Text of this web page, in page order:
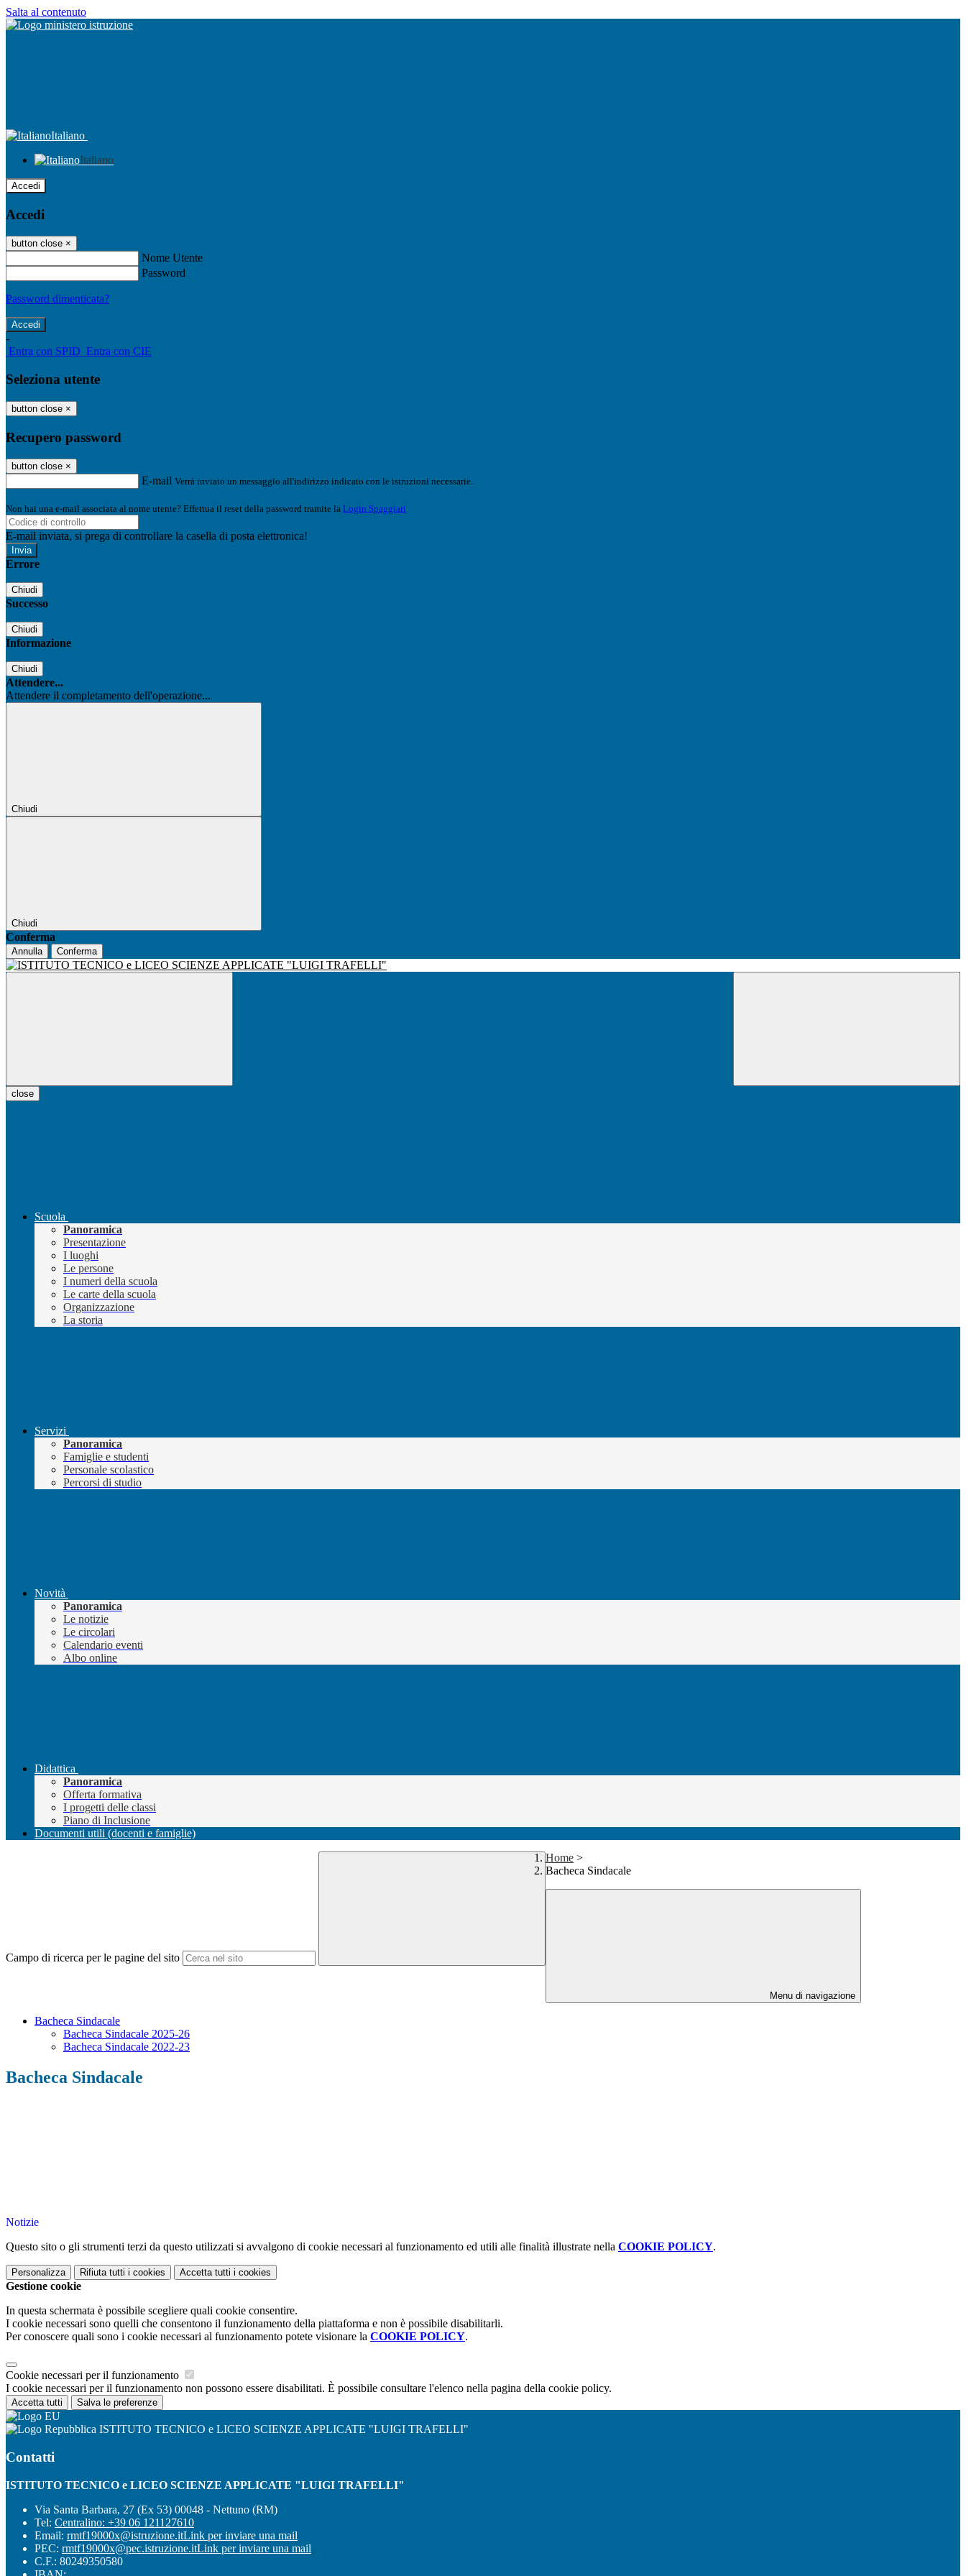
Salta al contenuto
Italiano
Italiano
Accedi
Accedi
button close ×
Nome Utente
Password
Password dimenticata?
-
Entra con SPID Entra con CIE
Seleziona utente
button close ×
Recupero password
button close ×
E-mail Verrà inviato un messaggio all'indirizzo indicato con le istruzioni necessarie.
Non hai una e-mail associata al nome utente? Effettua il reset della password tramite la Login Spaggiari
E-mail inviata, si prega di controllare la casella di posta elettronica!
Errore
Chiudi
Successo
Chiudi
Informazione
Chiudi
Attendere...
Attendere il completamento dell'operazione...
Chiudi
Chiudi
Conferma
Annulla Conferma
close
Scuola
Panoramica
Presentazione
I luoghi
Le persone
I numeri della scuola
Le carte della scuola
Organizzazione
La storia
Servizi
Panoramica
Famiglie e studenti
Personale scolastico
Percorsi di studio
Novità
Panoramica
Le notizie
Le circolari
Calendario eventi
Albo online
Didattica
Panoramica
Offerta formativa
I progetti delle classi
Piano di Inclusione
Documenti utili (docenti e famiglie)
Campo di ricerca per le pagine del sito
Home >
Bacheca Sindacale
Menu di navigazione
Bacheca Sindacale
Bacheca Sindacale 2025-26
Bacheca Sindacale 2022-23
Bacheca Sindacale
Notizie
Questo sito o gli strumenti terzi da questo utilizzati si avvalgono di cookie necessari al funzionamento ed utili alle finalità illustrate nella COOKIE POLICY.
Personalizza Rifiuta tutti i cookies Accetta tutti i cookies
Gestione cookie
In questa schermata è possibile scegliere quali cookie consentire.
I cookie necessari sono quelli che consentono il funzionamento della piattaforma e non è possibile disabilitarli.
Per conoscere quali sono i cookie necessari al funzionamento potete visionare la COOKIE POLICY.
Cookie necessari per il funzionamento
I cookie necessari per il funzionamento non possono essere disabilitati. È possibile consultare l'elenco nella pagina della cookie policy.
Accetta tutti Salva le preferenze
ISTITUTO TECNICO e LICEO SCIENZE APPLICATE "LUIGI TRAFELLI"
Contatti
ISTITUTO TECNICO e LICEO SCIENZE APPLICATE "LUIGI TRAFELLI"
Via Santa Barbara, 27 (Ex 53) 00048 - Nettuno (RM)
Tel: Centralino: +39 06 121127610
Email: rmtf19000x@istruzione.itLink per inviare una mail
PEC: rmtf19000x@pec.istruzione.itLink per inviare una mail
C.F.: 80249350580